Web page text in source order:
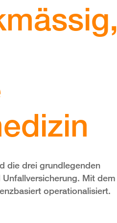
die drei grundlegenden
Mit dem
operationalisiert.